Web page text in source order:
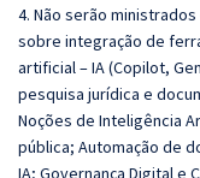
4. Não serão ministrados
sobre integração de
artificial – IA (Copilot,
pesquisa jurídica e
Noções de Inteligência
pública; Automação de
IA; Governança Digital e